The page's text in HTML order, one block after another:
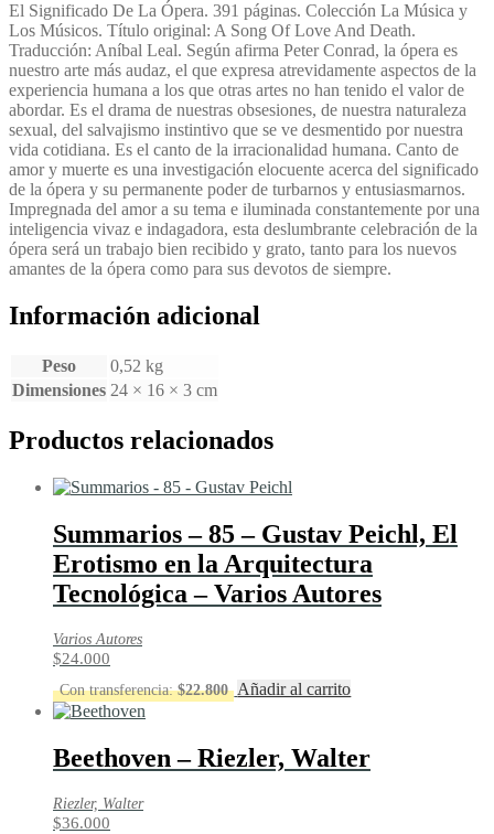
El Significado De La Ópera. 391 páginas. Colección La Música y
Los Músicos. Título original: A Song Of Love And Death.
Traducción: Aníbal Leal. Según afirma Peter Conrad, la ópera es
nuestro arte más audaz, el que expresa atrevidamente aspectos de la
experiencia humana a los que otras artes no han tenido el valor de
abordar. Es el drama de nuestras obsesiones, de nuestra naturaleza
sexual, del salvajismo instintivo que se ve desmentido por nuestra
vida cotidiana. Es el canto de la irracionalidad humana. Canto de
amor y muerte es una investigación elocuente acerca del significado
de la ópera y su permanente poder de turbarnos y entusiasmarnos.
Impregnada del amor a su tema e iluminada constantemente por una
inteligencia vivaz e indagadora, esta deslumbrante celebración de la
ópera será un trabajo bien recibido y grato, tanto para los nuevos
amantes de la ópera como para sus devotos de siempre.
Información adicional
Peso
0,52 kg
Dimensiones 24 × 16 × 3 cm
Productos relacionados
Summarios – 85 – Gustav Peichl, El
Erotismo en la Arquitectura
Tecnológica – Varios Autores
Varios Autores
$24.000
Con transferencia:$22.800 Añadir al carrito
Beethoven – Riezler, Walter
Riezler, Walter
$36.000